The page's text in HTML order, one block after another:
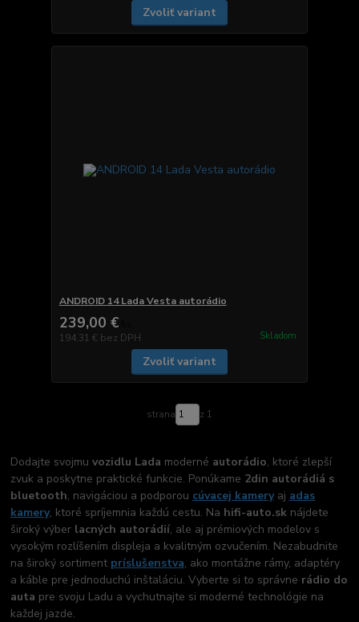
Zvoliť variant
ANDROID 14 Lada Vesta autorádio
239,00 €
194,31 € bez DPH Skladom
Zvoliť variant
strana z 1
Dodajte svojmuvozidlu Lada moderné autorádio, ktoré zlepší
zvuk a poskytne praktické funkcie. Ponúkame 2din autorádiá s
bluetooth, navigáciou a podporou cúvacej kameryaj adas
kamery, ktoré spríjemnia každú cestu. Na hifi-auto.sk nájdete
široký výber lacných autorádií, ale aj prémiových modelov s
vysokým rozlíšením displeja a kvalitným ozvučením. Nezabudnite
na široký sortiment príslušenstva, ako montážne rámy, adaptéry
a káble pre jednoduchú inštaláciu. Vyberte si to správne rádio do
auta pre svoju Ladu a vychutnajte si moderné technológie na
každej jazde.